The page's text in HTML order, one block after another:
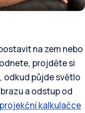
na zem nebo
projděte si
odkud půjde světlo
a odstup od
projekční kalkulačce